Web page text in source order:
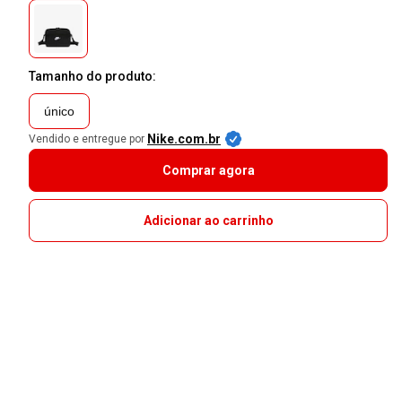
Tamanho do produto:
único
Vendido e entregue por Nike.com.br
Comprar agora
Adicionar ao carrinho